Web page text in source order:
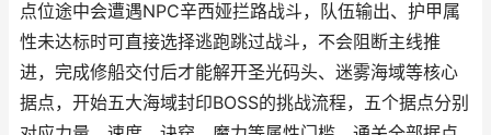
点位途中会遭遇NPC辛西娅拦路战斗，队伍输出、护甲属
性未达标时可直接选择逃跑跳过战斗，不会阻断主线推
进，完成修船交付后才能解开圣光码头、迷雾海域等核心
据点，开始五大海域封印BOSS的挑战流程，五个据点分别